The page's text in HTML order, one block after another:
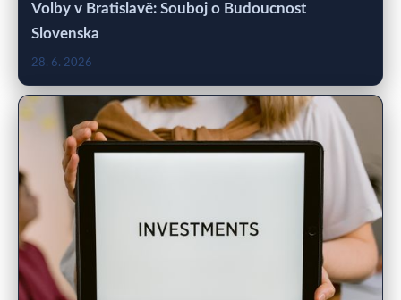
Volby v Bratislavě: Souboj o Budoucnost
Slovenska
28. 6. 2026